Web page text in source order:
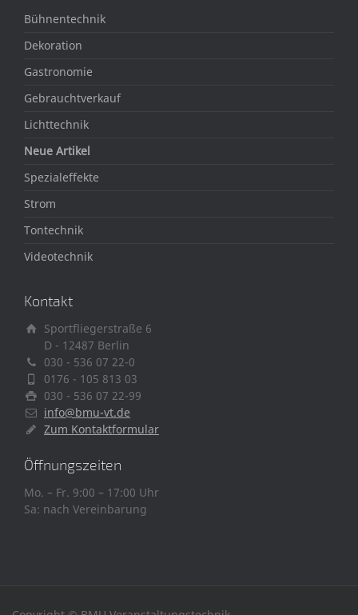
Bühnentechnik
Dekoration
Gastronomie
Gebrauchtverkauf
Lichttechnik
Neue Artikel
Spezialeffekte
Strom
Tontechnik
Videotechnik
Kontakt
Sportfliegerstraße 6
D - 12487 Berlin
030 - 536 07 22-0
0176 - 105 813 03
030 - 536 07 22-99
info@bmu-vt.de
Zum Kontaktformular
Öffnungszeiten
Mo. – Fr. 9:00 – 17:00 Uhr
Sa: nach Vereinbarung